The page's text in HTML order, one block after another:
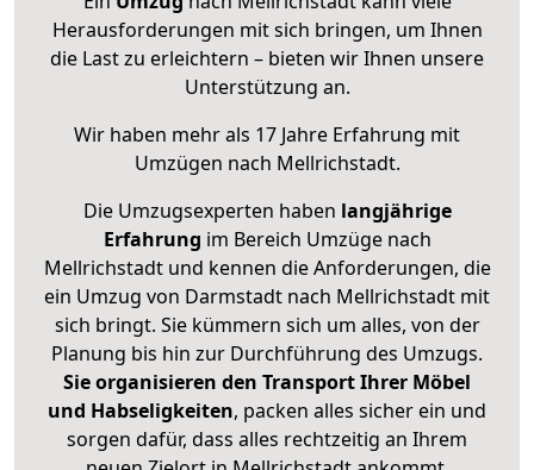
Herausforderungen mit sich bringen, um Ihnen
die Last zu erleichtern – bieten wir Ihnen unsere
Unterstützung an.
Wir haben mehr als 17 Jahre Erfahrung mit
Umzügen nach Mellrichstadt.
Die Umzugsexperten haben langjährige
Erfahrung im Bereich Umzüge nach
Mellrichstadt und kennen die Anforderungen, die
ein Umzug von Darmstadt nach Mellrichstadt mit
sich bringt. Sie kümmern sich um alles, von der
Planung bis hin zur Durchführung des Umzugs.
Sie organisieren den Transport Ihrer Möbel
und Habseligkeiten, packen alles sicher ein und
sorgen dafür, dass alles rechtzeitig an Ihrem